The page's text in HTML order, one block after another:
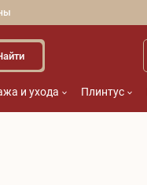
и ухода Плинтус